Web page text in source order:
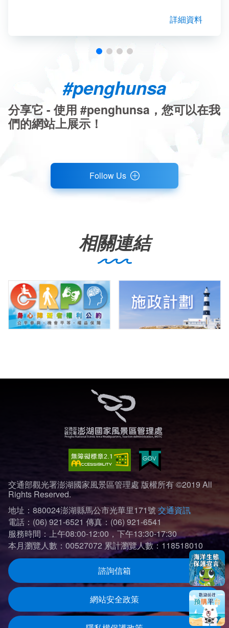
詳細資料
#penghunsa
分享它 - 使用 #penghunsa，您可以在我
們的網站上展示！
Follow Us
相關連結
交通部觀光署澎湖國家風景區管理處 版權所有 ©2019 All
Rights Reserved.
地址：880024澎湖縣馬公市光華里171號 交通資訊
電話：(06) 921-6521 傳真：(06) 921-6541
服務時間：上午08:00-12:00，下午13:30-17:30
本月瀏覽人數：00527072 累計瀏覽人數：118518010
諮詢信箱
網站安全政策